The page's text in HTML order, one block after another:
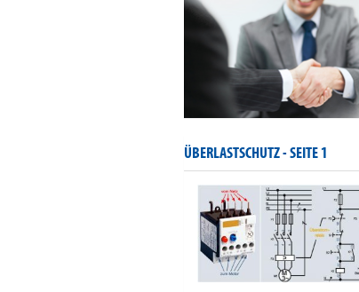
ÜBERLASTSCHUTZ -SEITE 1